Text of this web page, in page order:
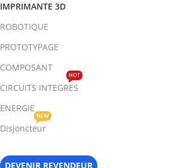
IMPRIMANTE 3D
ROBOTIQUE
PROTOTYPAGE
COMPOSANT
CIRCUITS INTEGRES
HOT
ENERGIE
Disjoncteur
NEW
DEVENIR REVENDEUR